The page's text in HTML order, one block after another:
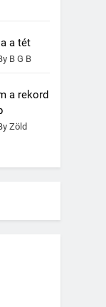
a tét
B G B
a rekord
Zöld